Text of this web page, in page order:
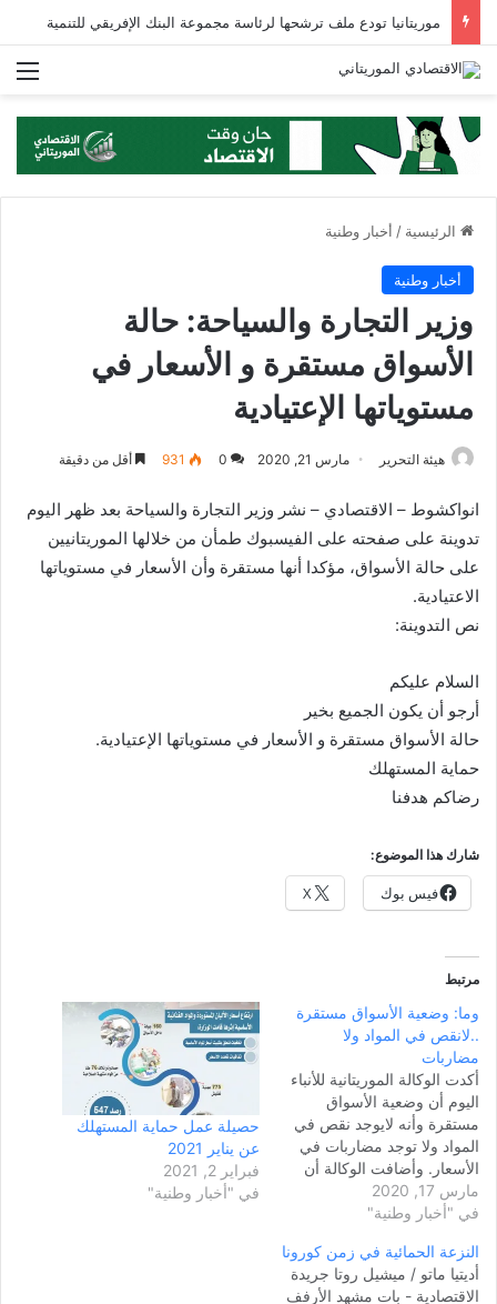
موريتانيا تودع ملف ترشحها لرئاسة مجموعة البنك الإفريقي للتنمية
الرئيسية / أخبار وطنية
أخبار وطنية
وزير التجارة والسياحة: حالة
الأسواق مستقرة و الأسعار في
مستوياتها الإعتيادية
هيئة التحرير مارس 21, 2020 0
931 أقل من دقيقة
انواكشوط – الاقتصادي – نشر وزير التجارة والسياحة بعد ظهر اليوم
تدوينة على صفحته على الفيسبوك طمأن من خلالها الموريتانيين
على حالة الأسواق، مؤكدا أنها مستقرة وأن الأسعار في مستوياتها
الاعتيادية.
نص التدوينة:
السلام عليكم
أرجو أن يكون الجميع بخير
حالة الأسواق مستقرة و الأسعار في مستوياتها الإعتيادية.
حماية المستهلك
رضاكم هدفنا
شارك هذا الموضوع:
فيس بوك X
مرتبط
وما: وضعية الأسواق مستقرة
..لانقص في المواد ولا
مضاربات
أكدت الوكالة الموريتانية للأنباء
اليوم أن وضعية الأسواق
مستقرة وأنه لايوجد نقص في
المواد ولا توجد مضاربات في
الأسعار. وأضافت الوكالة أن
وزارة التجارة والسياحةتقوم
منذ فترة بمراقبة وضعية
على التأكد من استقرار الأسعار
ومدى توفر المخزون الكافي
مارس 17, 2020
في "أخبار وطنية"
حصيلة عمل حماية المستهلك
عن يناير 2021
فبراير 2, 2021
في "أخبار وطنية"
النزعة الحمائية في زمن كورونا
أديتيا ماتو / ميشيل روتا جريدة
الاقتصادية - بات مشهد الأرفف